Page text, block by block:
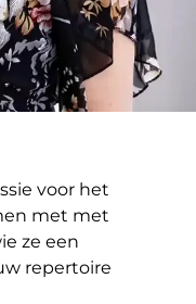
voor het
met met
ze een
repertoire